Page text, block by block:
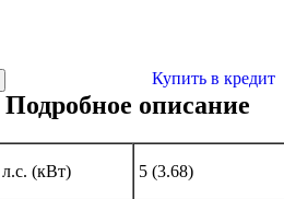
Купить в кредит
Подробное описание
(кВт) 5 (3.68)